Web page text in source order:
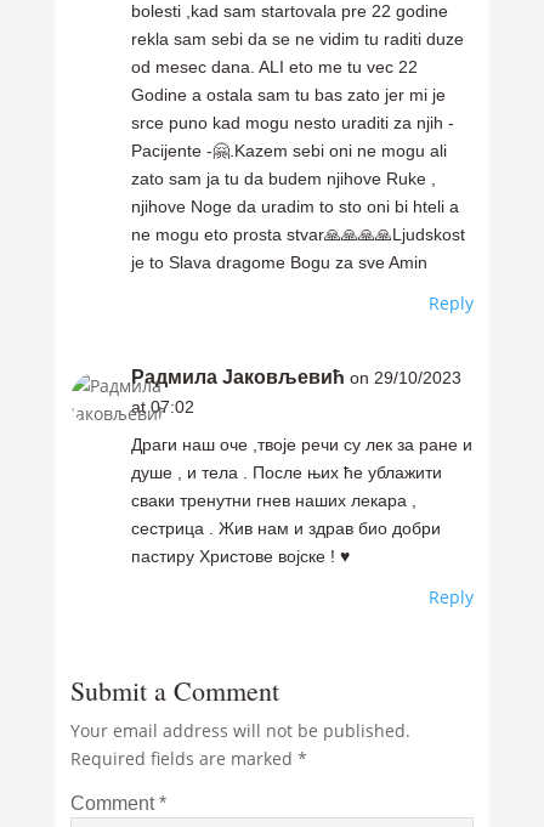
bolesti ,kad sam startovala pre 22 godine
rekla sam sebi da se ne vidim tu raditi duze
od mesec dana. ALI eto me tu vec 22
Godine a ostala sam tu bas zato jer mi je
srce puno kad mogu nesto uraditi za njih -
Pacijente -🤗.Kazem sebi oni ne mogu ali
zato sam ja tu da budem njihove Ruke ,
njihove Noge da uradim to sto oni bi hteli a
ne mogu eto prosta stvar🙏🙏🙏🙏Ljudskost
je to Slava dragome Bogu za sve Amin
Reply
Радмила Јаковљевић on 29/10/2023
at 07:02
Драги наш оче ,твоје речи су лек за ране и
душе , и тела . После њих ће ублажити
сваки тренутни гнев наших лекара ,
сестрица . Жив нам и здрав био добри
пастиру Христове војске ! ♥️
Reply
Submit a Comment
Your email address will not be published.
Required fields are marked*
Comment*